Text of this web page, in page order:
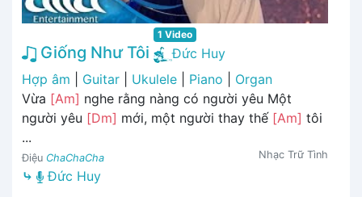
1 Video
Giống Như Tôi
Đức Huy
Hợp âm
Guitar Ukulele Piano
Organ
Vừa [Am] nghe rằng nàng có người yêu Một
người yêu [Dm] mới, một người thay thế [Am] tôi
...
Điệu ChaChaCha Nhạc Trữ Tình
⤷ Đức Huy